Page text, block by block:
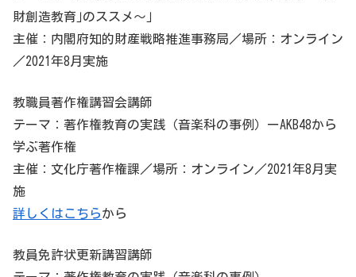
財創造教育｣のススメ～」
主催：内閣府知的財産戦略推進事務局／場所：オンライン
／2021年8月実施
教職員著作権講習会講師
テーマ：著作権教育の実践（音楽科の事例）ーAKB48から
学ぶ著作権
主催：文化庁著作権課／場所：オンライン／2021年8月実
施
詳しくはこちらから
教員免許状更新講習講師